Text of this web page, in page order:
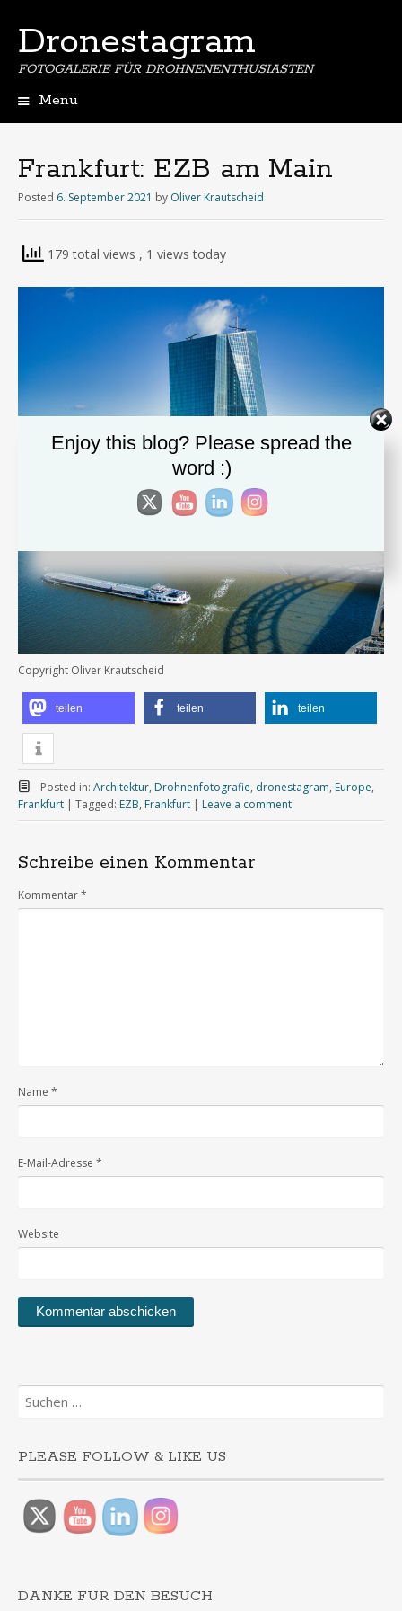
Dronestagram
FOTOGALERIE FÜR DROHNENENTHUSIASTEN
Menu
Frankfurt: EZB am Main
Posted 6. September 2021 by Oliver Krautscheid
179 total views , 1 views today
Copyright Oliver Krautscheid
teilen teilen teilen
Posted in: Architektur, Drohnenfotografie, dronestagram, Europe,
Frankfurt | Tagged: EZB, Frankfurt | Leave a comment
Schreibe einen Kommentar
Kommentar*
Name *
E-Mail-Adresse *
Website
Suchen
nach:
PLEASE FOLLOW & LIKE US
DANKE FÜR DEN BESUCH
Enjoy this blog? Please spread the
word :)